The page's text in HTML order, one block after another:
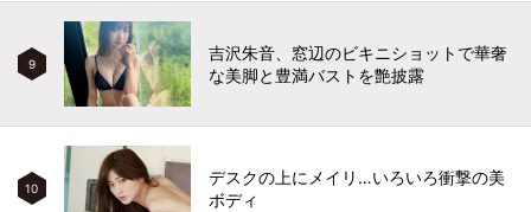
9
吉沢朱音、窓辺のビキニショットで華奢
な美脚と豊満バストを艶披露
10
デスクの上にメイリ…いろいろ衝撃の美
ボディ